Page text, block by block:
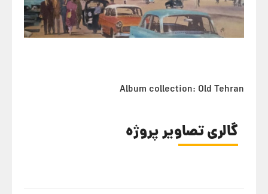
Album collection: Old Tehran
گالری تصاویر پروژه